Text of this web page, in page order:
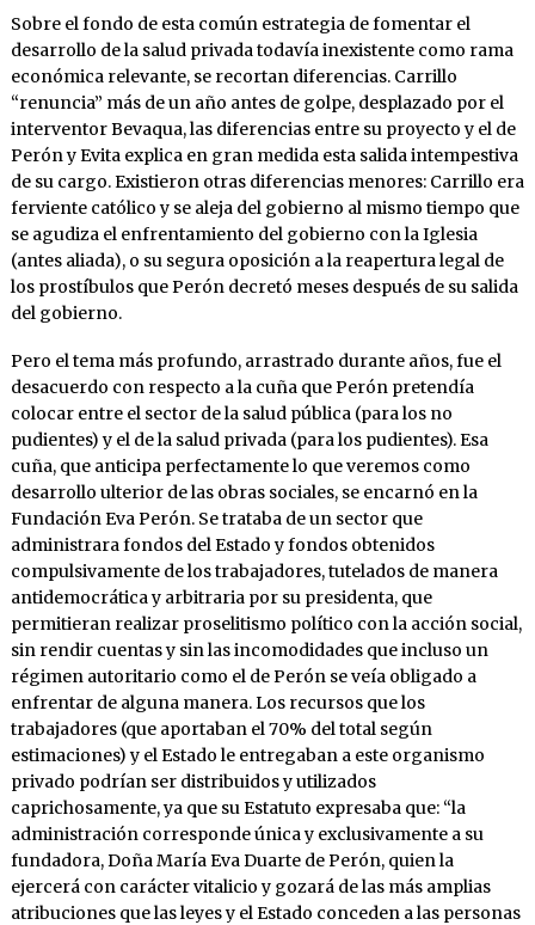
Sobre el fondo de esta común estrategia de fomentar el
desarrollo de la salud privada todavía inexistente como rama
económica relevante, se recortan diferencias. Carrillo
“renuncia” más de un año antes de golpe, desplazado por el
interventor Bevaqua, las diferencias entre su proyecto y el de
Perón y Evita explica en gran medida esta salida intempestiva
de su cargo. Existieron otras diferencias menores: Carrillo era
ferviente católico y se aleja del gobierno al mismo tiempo que
se agudiza el enfrentamiento del gobierno con la Iglesia
(antes aliada), o su segura oposición a la reapertura legal de
los prostíbulos que Perón decretó meses después de su salida
del gobierno.
Pero el tema más profundo, arrastrado durante años, fue el
desacuerdo con respecto a la cuña que Perón pretendía
colocar entre el sector de la salud pública (para los no
pudientes) y el de la salud privada (para los pudientes). Esa
cuña, que anticipa perfectamente lo que veremos como
desarrollo ulterior de las obras sociales, se encarnó en la
Fundación Eva Perón. Se trataba de un sector que
administrara fondos del Estado y fondos obtenidos
compulsivamente de los trabajadores, tutelados de manera
antidemocrática y arbitraria por su presidenta, que
permitieran realizar proselitismo político con la acción social,
sin rendir cuentas y sin las incomodidades que incluso un
régimen autoritario como el de Perón se veía obligado a
enfrentar de alguna manera. Los recursos que los
trabajadores (que aportaban el 70% del total según
estimaciones) y el Estado le entregaban a este organismo
privado podrían ser distribuidos y utilizados
caprichosamente, ya que su Estatuto expresaba que: “la
administración corresponde única y exclusivamente a su
fundadora, Doña María Eva Duarte de Perón, quien la
ejercerá con carácter vitalicio y gozará de las más amplias
atribuciones que las leyes y el Estado conceden a las personas